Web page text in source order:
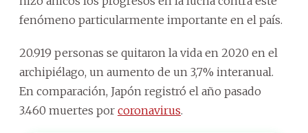
fenómeno particularmente importante en el país.
20.919 personas se quitaron la vida en 2020 en el
archipiélago, un aumento de un 3,7% interanual.
En comparación, Japón registró el año pasado
3.460 muertes por coronavirus.